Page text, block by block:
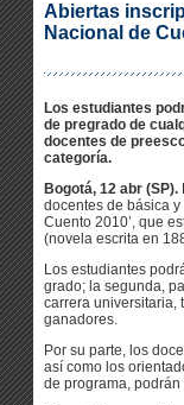
Abiertas
Nacional de
Los estudiantes
de pregrado de
docentes de
categoría.
Bogotá, 12 abr (SP).
docentes de básica
Cuento 2010’, que
(novela escrita en
Los estudiantes
grado; la segunda,
carrera universitaria,
ganadores.
Por su parte, los
así como los
de programa,